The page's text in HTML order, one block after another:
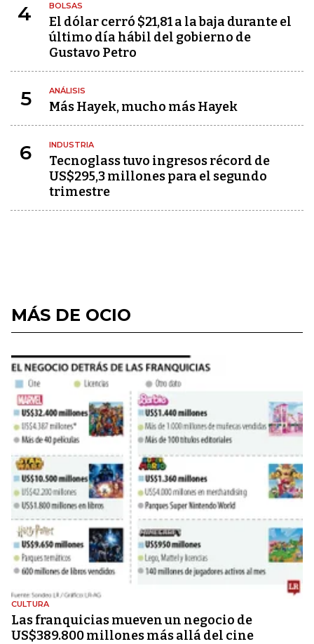
4 BOLSAS
El dólar cerró $21,81 a la baja durante el
último día hábil del gobierno de
Gustavo Petro
5 ANÁLISIS
Más Hayek, mucho más Hayek
6 INDUSTRIA
Tecnoglass tuvo ingresos récord de
US$295,3 millones para el segundo
trimestre
MÁS DE OCIO
CULTURA
Las franquicias mueven un negocio de
US$389.800 millones más allá del cine